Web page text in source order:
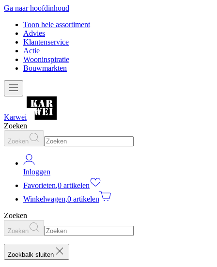
Ga naar hoofdinhoud
Toon hele assortiment
Advies
Klantenservice
Actie
Wooninspiratie
Bouwmarkten
Karwei
Zoeken
Zoeken
Inloggen
Favorieten,0 artikelen
Winkelwagen,0 artikelen
Zoeken
Zoeken
Zoekbalk sluiten